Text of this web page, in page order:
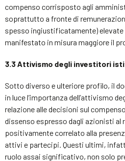
compenso corrisposto agli
soprattutto a fronte di
spesso ingiustificatamente) elevate
manifestato in misura maggiore il
3.3 Attivismo degli investitori
Sotto diverso e ulteriore profilo, il
in luce l’importanza dell’attivismo
relazione alle decisioni sul
dissenso espresso dagli azionisti al
positivamente correlato alla
attivi e partecipi. Questi ultimi,
ruolo assai significativo, non solo